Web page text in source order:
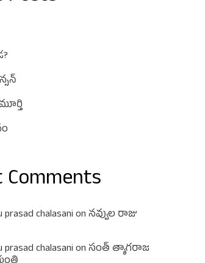
Comments
prasad chalasani on నవ్వుల రాజు
prasad chalasani on సంత్ త్యాగరాజ